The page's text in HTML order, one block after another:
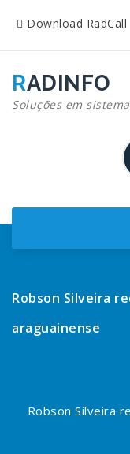
para Download RadCall
RADINFO
Soluções em
Robson Silveira
araguainense
Robson Silveira